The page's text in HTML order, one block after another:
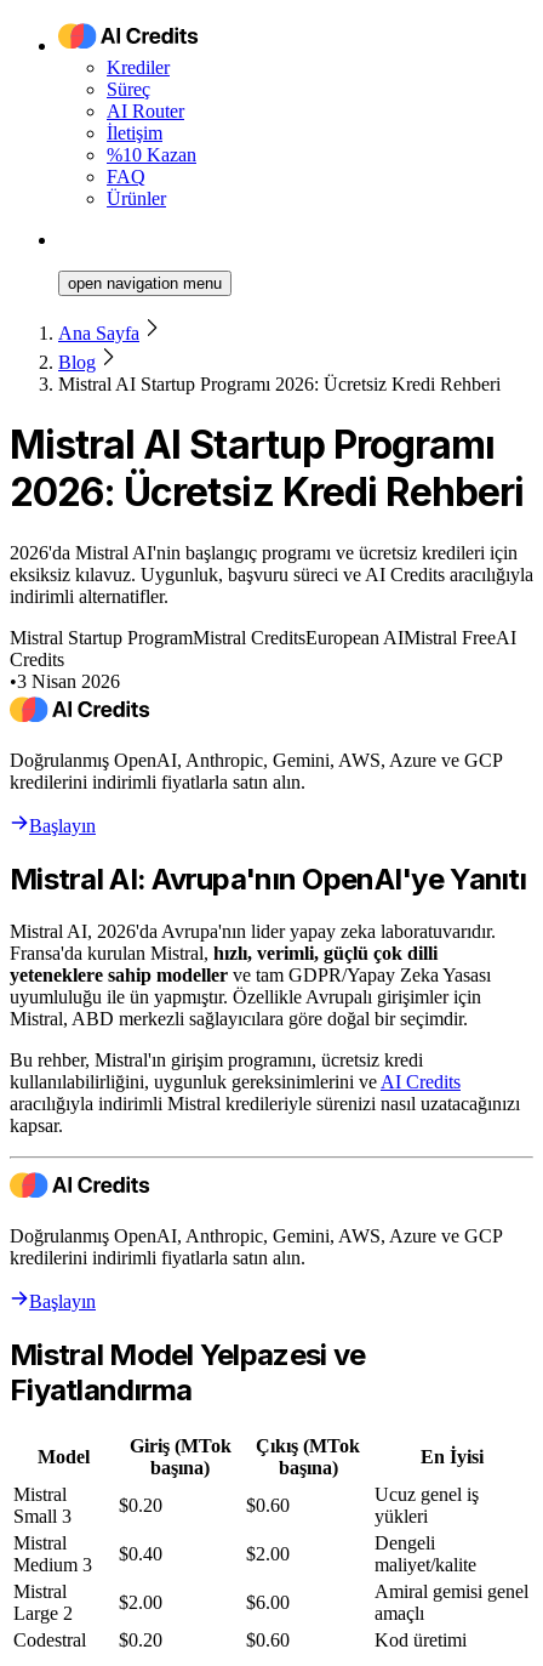
Krediler
Süreç
AI Router
İletişim
%10 Kazan
FAQ
Ürünler
open navigation menu
Ana Sayfa
Blog
Mistral AI Startup Programı 2026: Ücretsiz Kredi Rehberi
Mistral AI Startup Programı
2026: Ücretsiz Kredi Rehberi
2026'da Mistral AI'nin başlangıç programı ve ücretsiz kredileri için
eksiksiz kılavuz. Uygunluk, başvuru süreci ve AI Credits aracılığıyla
indirimli alternatifler.
Mistral Startup ProgramMistral CreditsEuropean AIMistral FreeAI
Credits
•3 Nisan 2026
Doğrulanmış OpenAI, Anthropic, Gemini, AWS, Azure ve GCP
kredilerini indirimli fiyatlarla satın alın.
Başlayın
Mistral AI: Avrupa'nın OpenAI'ye Yanıtı
Mistral AI, 2026'da Avrupa'nın lider yapay zeka laboratuvarıdır.
Fransa'da kurulan Mistral, hızlı, verimli, güçlü çok dilli
yeteneklere sahip modeller ve tam GDPR/Yapay Zeka Yasası
uyumluluğu ile ün yapmıştır. Özellikle Avrupalı girişimler için
Mistral, ABD merkezli sağlayıcılara göre doğal bir seçimdir.
Bu rehber, Mistral'ın girişim programını, ücretsiz kredi
kullanılabilirliğini, uygunluk gereksinimlerini ve AI Credits
aracılığıyla indirimli Mistral kredileriyle sürenizi nasıl uzatacağınızı
kapsar.
Doğrulanmış OpenAI, Anthropic, Gemini, AWS, Azure ve GCP
kredilerini indirimli fiyatlarla satın alın.
Başlayın
Mistral Model Yelpazesi ve
Fiyatlandırma
Model
Giriş (MTok
başına)
Çıkış (MTok
başına)
En İyisi
Mistral
Small 3
$0.20 $0.60
Ucuz genel iş
yükleri
Mistral
Medium 3
$0.40 $2.00
Dengeli
maliyet/kalite
Mistral
Large 2
$2.00 $6.00
Amiral gemisi genel
amaçlı
Codestral
$0.20 $0.60 Kod üretimi